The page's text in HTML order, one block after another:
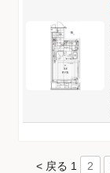
< 戻る 1 2